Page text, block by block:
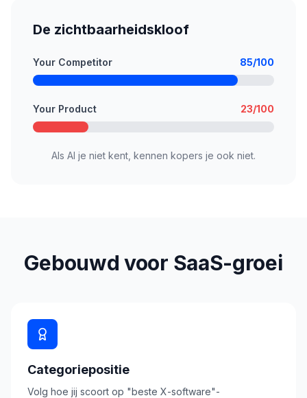
De zichtbaarheidskloof
Your Competitor 85/100
Your Product 23/100
Als AI je niet kent, kennen kopers je ook niet.
Gebouwd voor SaaS-groei
Categoriepositie
Volg hoe jij scoort op "beste X-software"-